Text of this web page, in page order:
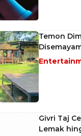
Temon
Givri Taj
Lemak